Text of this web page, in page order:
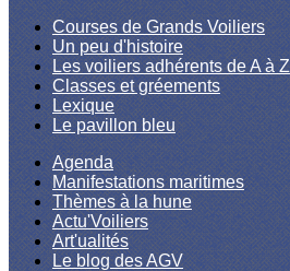
Courses de Grands Voiliers
Un peu d'histoire
Les voiliers adhérents de A à Z
Classes et gréements
Lexique
Le pavillon bleu
Agenda
Manifestations maritimes
Thèmes à la hune
Actu'Voiliers
Art'ualités
Le blog des AGV